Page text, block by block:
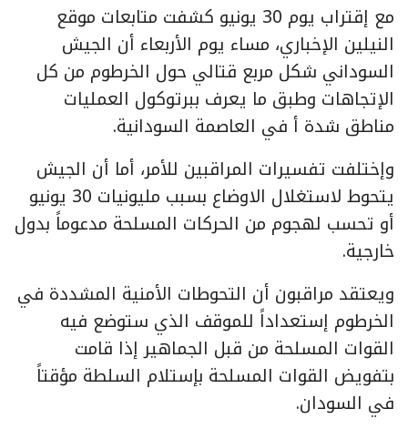
مع إقتراب يوم 30 يونيو كشفت متابعات موقع
النيلين الإخباري، مساء يوم الأربعاء أن الجيش
السوداني شكل مربع قتالي حول الخرطوم من كل
الإتجاهات وطبق ما يعرف ببرتوكول العمليات
مناطق شدة أ في العاصمة السودانية.
وإختلفت تفسيرات المراقبين للأمر، أما أن الجيش
يتحوط لاستغلال الاوضاع بسبب مليونيات 30 يونيو
أو تحسب لهجوم من الحركات المسلحة مدعوماً بدول
خارجية.
ويعتقد مراقبون أن التحوطات الأمنية المشددة في
الخرطوم إستعداداً للموقف الذي ستوضع فيه
القوات المسلحة من قبل الجماهير إذا قامت
بتفويض القوات المسلحة بإستلام السلطة مؤقتاً
في السودان.